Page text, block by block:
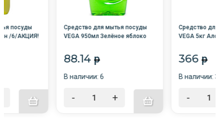
посуды
/6/АКЦИЯ!
Средство для мытья посуды
VEGA 950мл Зелёное яблоко
88.14 p
В наличии: 6
- +
Средство
VEGA 5кг
366 p
В наличии: 3
-